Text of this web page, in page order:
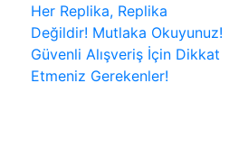
Her Replika, Replika
Değildir! Mutlaka Okuyunuz!
Güvenli Alışveriş İçin Dikkat
Etmeniz Gerekenler!